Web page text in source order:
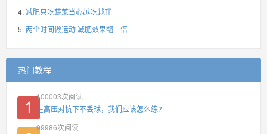
减肥只吃蔬菜当心越吃越胖
两个时间做运动 减肥效果翻一倍
热门教程
100003次阅读
在高压对抗下不丢球，我们应该怎么练?
99986次阅读